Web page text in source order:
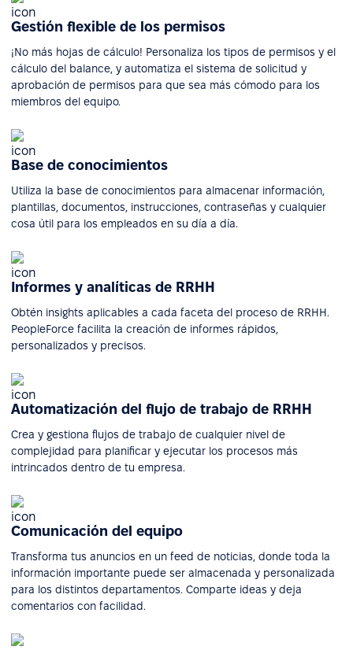
Gestión flexible de los permisos
¡No más hojas de cálculo! Personaliza los tipos de permisos y el
cálculo del balance, y automatiza el sistema de solicitud y
aprobación de permisos para que sea más cómodo para los
miembros del equipo.
Base de conocimientos
Utiliza la base de conocimientos para almacenar información,
plantillas, documentos, instrucciones, contraseñas y cualquier
cosa útil para los empleados en su día a día.
Informes y analíticas de RRHH
Obtén insights aplicables a cada faceta del proceso de RRHH.
PeopleForce facilita la creación de informes rápidos,
personalizados y precisos.
Automatización del flujo de trabajo de RRHH
Crea y gestiona flujos de trabajo de cualquier nivel de
complejidad para planificar y ejecutar los procesos más
intrincados dentro de tu empresa.
Comunicación del equipo
Transforma tus anuncios en un feed de noticias, donde toda la
información importante puede ser almacenada y personalizada
para los distintos departamentos. Comparte ideas y deja
comentarios con facilidad.